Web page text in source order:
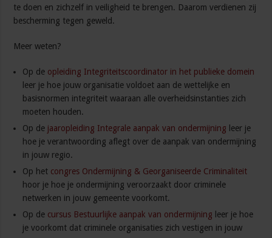
te doen en zichzelf in veiligheid te brengen. Daarom verdienen zij
bescherming tegen geweld.
Meer weten?
Op de opleiding Integriteitscoordinator in het publieke domein
leer je hoe jouw organisatie voldoet aan de wettelijke en
basisnormen integriteit waaraan alle overheidsinstanties zich
moeten houden.
Op de jaaropleiding Integrale aanpak van ondermijning leer je
hoe je verantwoording aflegt over de aanpak van ondermijning
in jouw regio.
Op het congres Ondermijning & Georganiseerde Criminaliteit
hoor je hoe je ondermijning veroorzaakt door criminele
netwerken in jouw gemeente voorkomt.
Op de cursus Bestuurlijke aanpak van ondermijning leer je hoe
je voorkomt dat criminele organisaties zich vestigen in jouw